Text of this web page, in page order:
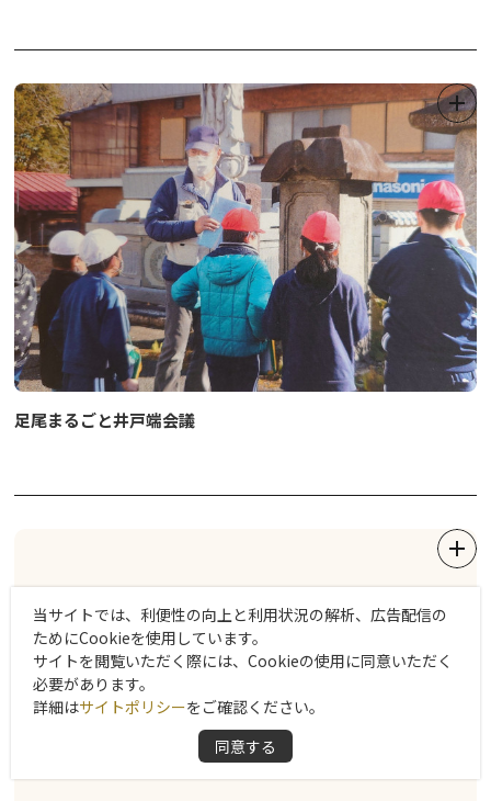
足尾まるごと井戸端会議
NO IMAGE
当サイトでは、利便性の向上と利用状況の解析、広告配信の
ためにCookieを使用しています。
サイトを閲覧いただく際には、Cookieの使用に同意いただく
必要があります。
詳細はサイトポリシーをご確認ください。
同意する